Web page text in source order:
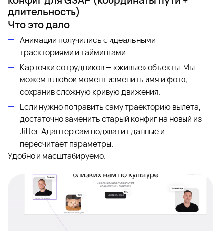
длительность)
Что это дало
Анимации получились с идеальными
траекториями и таймингами.
Карточки сотрудников — «живые» объекты. Мы
можем в любой момент изменить имя и фото,
сохранив сложную кривую движения.
Если нужно поправить саму траекторию вылета,
достаточно заменить старый конфиг на новый из
Jitter. Адаптер сам подхватит данные и
пересчитает параметры.
Удобно и масштабируемо.